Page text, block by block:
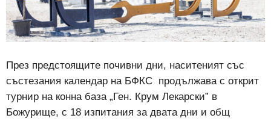
През предстоящите почивни дни, наситеният със
състезания календар на БФКС продължава с открит
турнир на конна база „Ген. Крум Лекарски” в
Божурище, с 18 изпитания за двата дни и общ